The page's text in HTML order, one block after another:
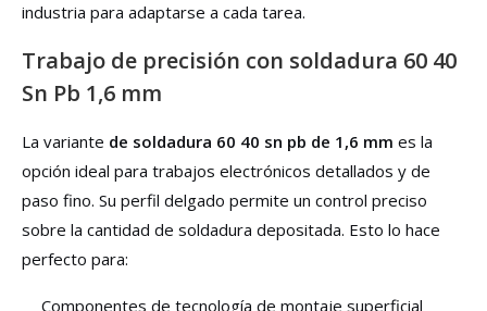
industria para adaptarse a cada tarea.
Trabajo de precisión con soldadura 60 40
Sn Pb 1,6 mm
La variante de soldadura 60 40 sn pb de 1,6 mm es la
opción ideal para trabajos electrónicos detallados y de
paso fino. Su perfil delgado permite un control preciso
sobre la cantidad de soldadura depositada. Esto lo hace
perfecto para:
Componentes de tecnología de montaje superficial